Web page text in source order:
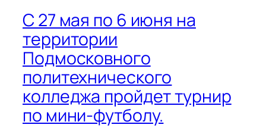
С 27 мая по 6 июня на
территории
Подмосковного
политехнического
колледжа пройдет турнир
по мини‑футболу.